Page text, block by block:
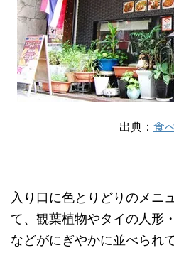
出典： 食
入り口に色とりどりのメニ
て、観葉植物やタイの人形
などがにぎやかに並べられ